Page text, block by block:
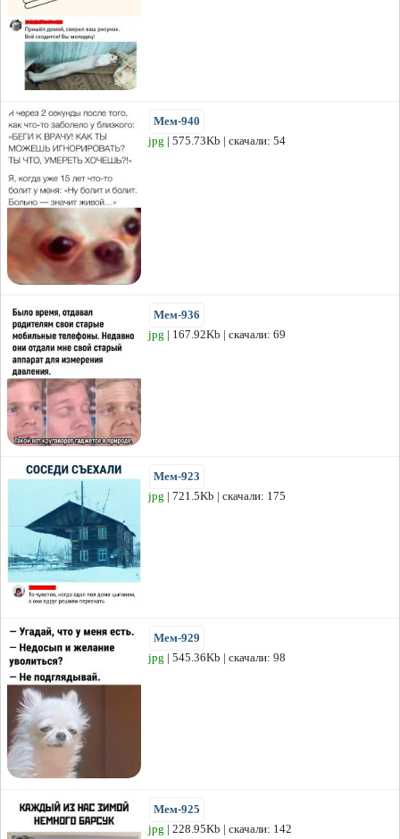
Мем-940
jpg | 575.73Kb | скачали: 54
Мем-936
jpg | 167.92Kb | скачали: 69
Мем-923
jpg | 721.5Kb | скачали: 175
Мем-929
jpg | 545.36Kb | скачали: 98
Мем-925
jpg | 228.95Kb | скачали: 142